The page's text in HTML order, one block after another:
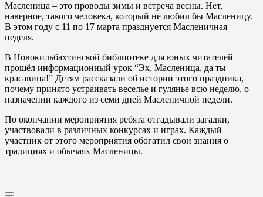
Масленица – это проводы зимы и встреча весны. Нет,
наверное, такого человека, который не любил бы Масленицу.
В этом году с 11 по 17 марта празднуется Масленичная
неделя.
В Новокильбахтинской библиотеке для юных читателей
прошёл информационный урок “Эх, Масленица, да ты
красавица!” Детям рассказали об истории этого праздника,
почему принято устраивать веселье и гулянье всю неделю, о
назначении каждого из семи дней Масленичной недели.
По окончании мероприятия ребята отгадывали загадки,
участвовали в различных конкурсах и играх. Каждый
участник от этого мероприятия обогатил свои знания о
традициях и обычаях Масленицы.